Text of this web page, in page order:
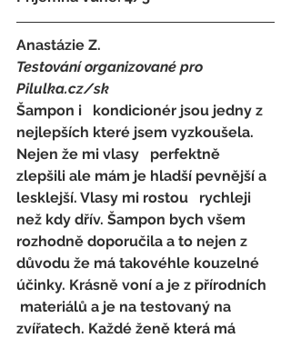
Anastázie Z.
Testování organizované pro
Pilulka.cz/sk
Šampon i   kondicionér jsou jedny z
nejlepších které jsem vyzkoušela.
Nejen že mi vlasy   perfektně
zlepšili ale mám je hladší pevnější a
lesklejší. Vlasy mi rostou   rychleji
než kdy dřív. Šampon bych všem
rozhodně doporučila a to nejen z
důvodu že má takovéhle kouzelné
účinky. Krásně voní a je z přírodních
materiálů a je na testovaný na
zvířatech. Každé ženě která má